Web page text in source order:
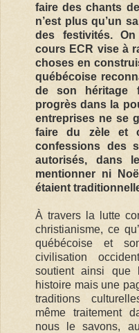
faire des chants
n’est plus qu’un
des festivités.
cours ECR vise à
choses en
québécoise
de son héritage
progrès dans la
entreprises ne se
faire du zèle et
confessions des
autorisés, dans
mentionner ni
étaient
À travers la lutte
christianisme, ce
québécoise et
civilisation
soutient ainsi que
histoire mais une
traditions
même traitement
nous le savons,